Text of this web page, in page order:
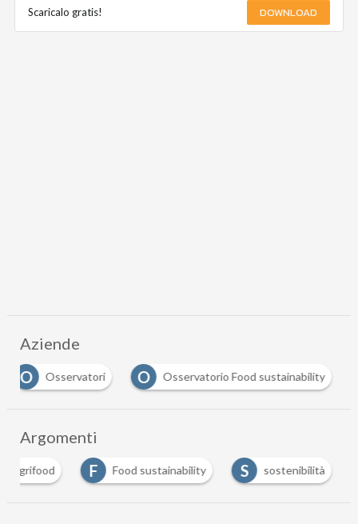
Scaricalo gratis! DOWNLOAD
Aziende
O
Osservatori O Osservatorio Food sustainability
Argomenti
Agrifood F Food sustainability S sostenibilità